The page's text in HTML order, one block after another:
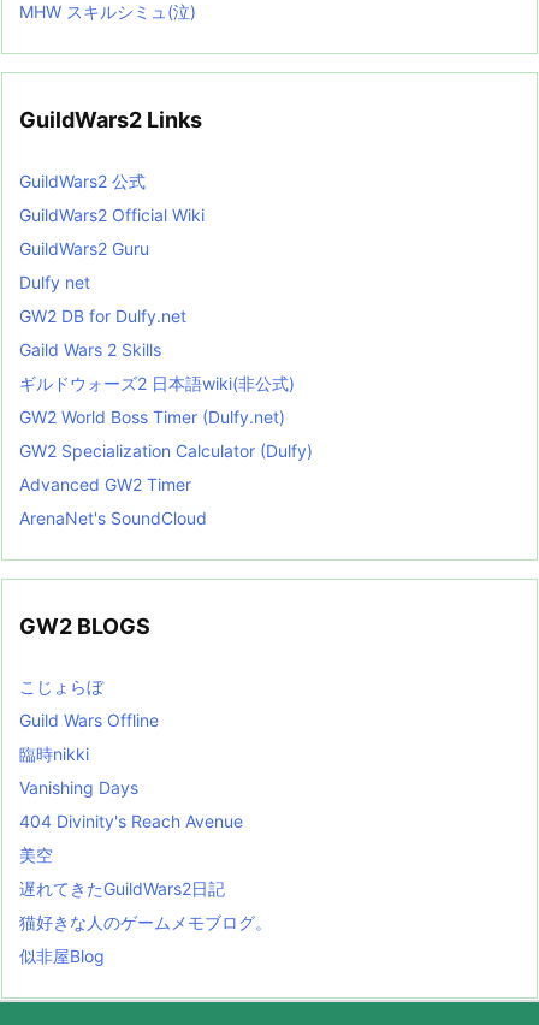
MHW スキルシミュ(泣)
GuildWars2 Links
GuildWars2 公式
GuildWars2 Official Wiki
GuildWars2 Guru
Dulfy net
GW2 DB for Dulfy.net
Gaild Wars 2 Skills
ギルドウォーズ2 日本語wiki(非公式)
GW2 World Boss Timer (Dulfy.net)
GW2 Specialization Calculator (Dulfy)
Advanced GW2 Timer
ArenaNet's SoundCloud
GW2 BLOGS
こじょらぼ
Guild Wars Offline
臨時nikki
Vanishing Days
404 Divinity's Reach Avenue
美空
遅れてきたGuildWars2日記
猫好きな人のゲームメモブログ。
似非屋Blog